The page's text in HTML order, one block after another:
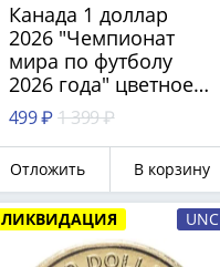
Канада 1 доллар
2026 "Чемпионат
мира по футболу
2026 года" цветное
покрытие
499 ₽ 1 399 ₽
Отложить В корзину
ЛИКВИДАЦИЯ UNC